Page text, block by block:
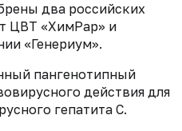
два российских
ЦВТ «ХимРар» и
«Генериум».
пангенотипный
действия для
гепатита С.